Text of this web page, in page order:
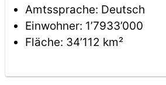
Amtssprache: Deutsch
Einwohner: 1’7933’000
Fläche: 34’112 km²